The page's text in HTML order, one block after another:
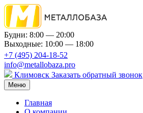
Будни: 8:00 — 20:00
Выходные: 10:00 — 18:00
+7 (495) 204-18-52
info@metallobaza.pro
Климовск Заказать обратный звонок
Меню
Главная